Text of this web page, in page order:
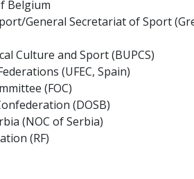
Belgium
General Secretariat of Sport
Culture and Sport (BUPCS)
(UFEC, Spain)
(FOC)
(DOSB)
(NOC of Serbia)
(RF)